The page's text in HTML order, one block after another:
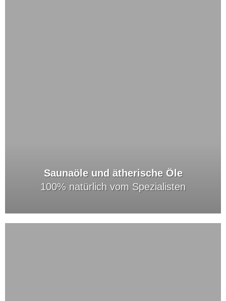
Saunaöle und ätherische Öle
100% natürlich vom Spezialisten